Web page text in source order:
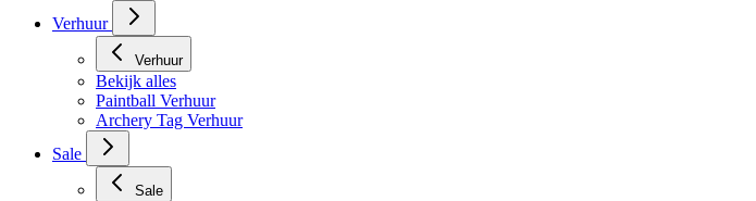
Verhuur
Verhuur
Bekijk alles
Paintball Verhuur
Archery Tag Verhuur
Sale
Sale